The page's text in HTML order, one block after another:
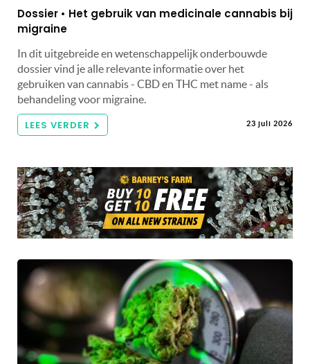
Dossier • Het gebruik van medicinale cannabis bij
migraine
In dit uitgebreide en wetenschappelijk onderbouwde
dossier vind je alle relevante informatie over het
gebruiken van cannabis - CBD en THC met name - als
behandeling voor migraine.
LEES VERDER 23 juli 2026